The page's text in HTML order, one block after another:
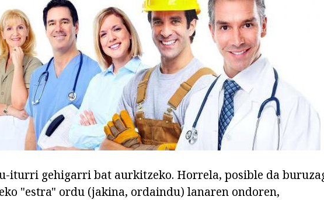
iturri gehigarri bat aurkitzeko. Horrela, posible da
"estra" ordu (jakina, ordaindu) lanaren ondoren,